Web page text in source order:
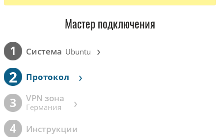
Мастер подключения
1 Cистема Ubuntu ›
2 Протокол ›
3 VPN зона
Германия ›
4 Инструкции